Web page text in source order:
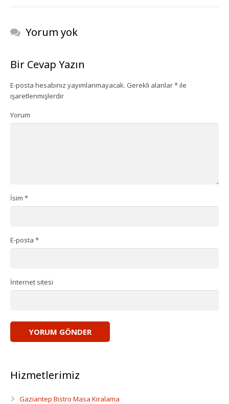
Kokteyl Organizasyonu
Animasyon & Gösteri Hizmetleri
Dönemsel Organizasyonlar
Gaziantep Bistro Masa Kiralama
Yorum yok
Bir Cevap Yazın
E-posta hesabınız yayımlanmayacak. Gerekli alanlar*ile
işaretlenmişlerdir
Yorum
İsim *
E-posta *
İnternet sitesi
Hizmetlerimiz
Gaziantep Bistro Masa Kiralama